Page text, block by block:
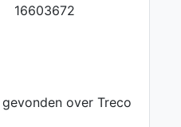
16603672
over Treco